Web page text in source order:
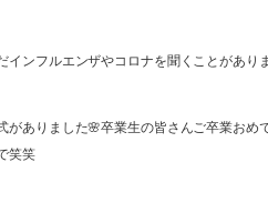
インフルエンザやコロナを聞くことがあり
がありました🌸卒業生の皆さんご卒業お
笑笑